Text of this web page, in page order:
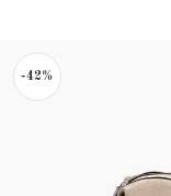
-42%